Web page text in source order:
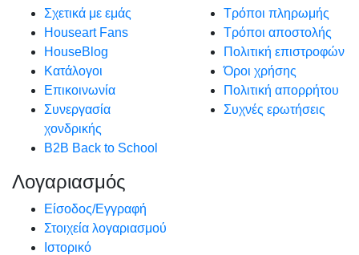
Σχετικά με εμάς
Houseart Fans
HouseBlog
Κατάλογοι
Επικοινωνία
Συνεργασία
χονδρικής
B2B Back to School
Τρόποι πληρωμής
Τρόποι αποστολής
Πολιτική επιστροφών
Όροι χρήσης
Πολιτική απορρήτου
Συχνές ερωτήσεις
Λογαριασμός
Είσοδος/Εγγραφή
Στοιχεία λογαριασμού
Ιστορικό